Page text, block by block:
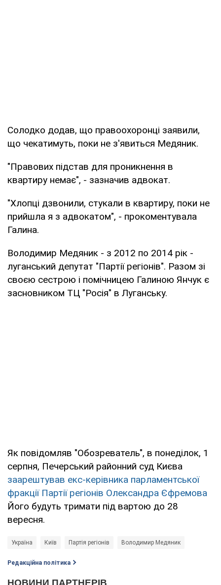
Солодко додав, що правоохоронці заявили,
що чекатимуть, поки не з'явиться Медяник.
"Правових підстав для проникнення в
квартиру немає", - зазначив адвокат.
"Хлопці дзвонили, стукали в квартиру, поки не
прийшла я з адвокатом", - прокоментувала
Галина.
Володимир Медяник - з 2012 по 2014 рік -
луганський депутат "Партії регіонів". Разом зі
своєю сестрою і помічницею Галиною Янчук є
засновником ТЦ "Росія" в Луганську.
Як повідомляв "Обозреватель", в понеділок, 1
серпня, Печерський районний суд Києва
заарештував екс-керівника парламентської
фракції Партії регіонів Олександра Єфремова
Його будуть тримати під вартою до 28
вересня.
Україна Київ Партія регіонів Володимир Медяник
Редакційна політика